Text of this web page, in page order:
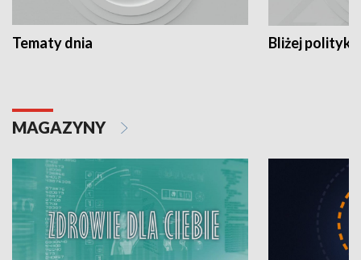
Tematy dnia Bliżej polityki
MAGAZYNY